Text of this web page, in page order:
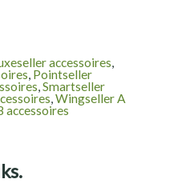
accessoires,
, Pointseller
,Smartseller
,Wingseller A
accessoires